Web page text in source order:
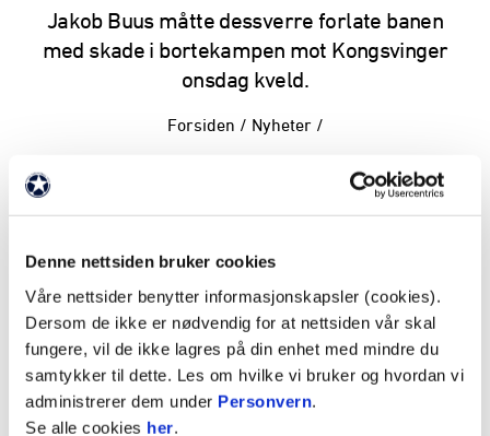
Denne nettsiden bruker cookies
Våre nettsider benytter informasjonskapsler (cookies).
Dersom de ikke er nødvendig for at nettsiden vår skal
fungere, vil de ikke lagres på din enhet med mindre du
samtykker til dette. Les om hvilke vi bruker og hvordan vi
administrerer dem under Personvern.
Se alle cookies her.
Jakob Buus måtte dessverre forlate banen
med skade i bortekampen mot Kongsvinger
onsdag kveld.
Forsiden / Nyheter /
Etter undersøkelser samme kveld ble det klart at
avrevet akillessene. Skaden gjør at spilleren trolig
må gjennomgå operasjon i løpet av kort tid.
Det videre behandlings- og rehabiliteringsløpet vil
bli avklart i tiden som kommer.